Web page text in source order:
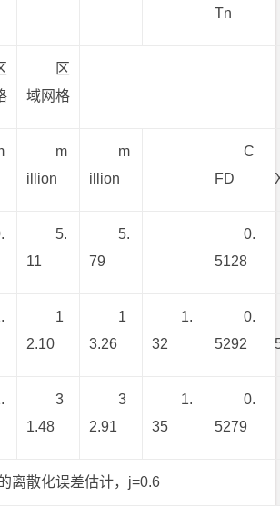
Tn
区
域网格
m
illion
m
illion
C
FD
5.
11
5.
79
0.
5128
1
2.10
1
3.26
1.
32
0.
5292
3
1.48
3
2.91
1.
35
0.
5279
离散化误差估计，j=0.6